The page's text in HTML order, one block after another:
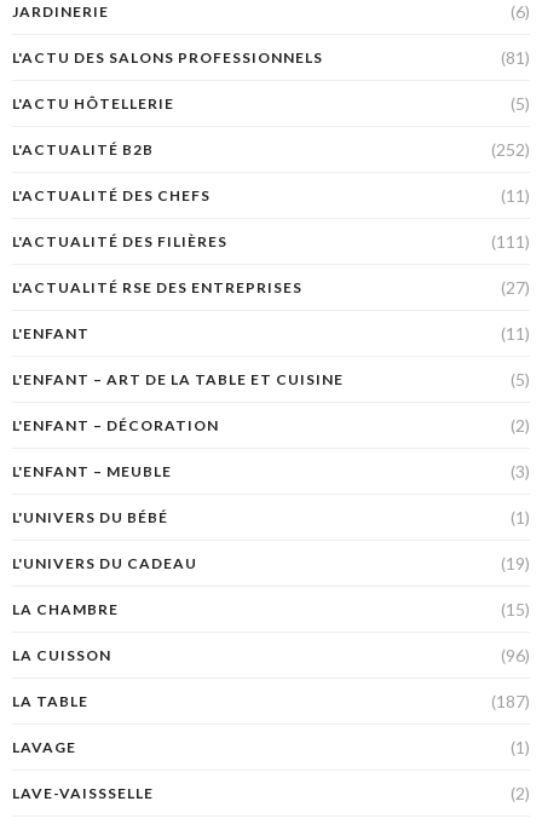
JARDINERIE (6)
L'ACTU DES SALONS PROFESSIONNELS (81)
L'ACTU HÔTELLERIE (5)
L'ACTUALITÉ B2B (252)
L'ACTUALITÉ DES CHEFS (11)
L'ACTUALITÉ DES FILIÈRES (111)
L'ACTUALITÉ RSE DES ENTREPRISES (27)
L'ENFANT (11)
L'ENFANT – ART DE LA TABLE ET CUISINE (5)
L'ENFANT – DÉCORATION (2)
L'ENFANT – MEUBLE (3)
L'UNIVERS DU BÉBÉ (1)
L'UNIVERS DU CADEAU (19)
LA CHAMBRE (15)
LA CUISSON (96)
LA TABLE (187)
LAVAGE (1)
LAVE-VAISSSELLE (2)